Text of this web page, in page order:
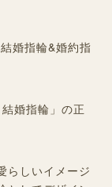
婚指輪&婚約指
婚指輪」の正
らしいイメージ